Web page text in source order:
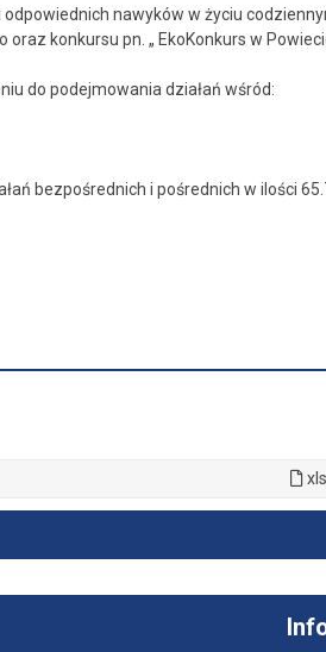
nawyków w życiu
konkursu pn. „ EkoKonkurs w
do podejmowania działań wśród:
bezpośrednich i pośrednich w ilości